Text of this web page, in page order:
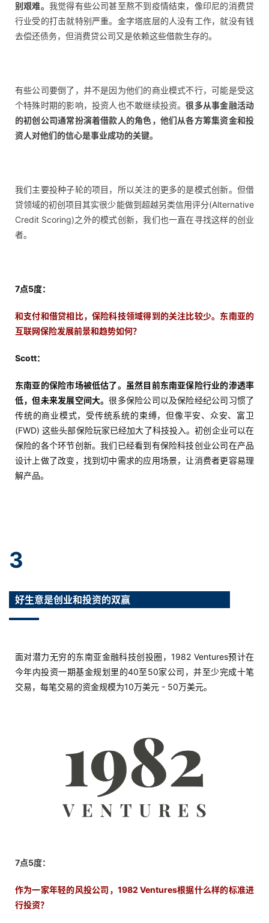
首
页
运
营
实
战
案
例
货
精
选
别艰难。 我觉得有些公司甚至熬不到疫情结束，像印尼的消费贷
行业受的打击就特别严重。金字塔底层的人没有工作，就没有钱
去偿还债务，但消费贷公司又是依赖这些借款生存的。
有些公司要倒了，并不是因为他们的商业模式不行，可能是受这
个特殊时期的影响，投资人也不敢继续投资。很多从事金融活动
的初创公司通常扮演着借款人的角色，他们从各方筹集资金和投
资人对他们的信心是事业成功的关键。
我们主要投种子轮的项目，所以关注的更多的是模式创新。但借
贷领域的初创项目其实很少能做到超越另类信用评分(Alternative
Credit Scoring)之外的模式创新，我们也一直在寻找这样的创业
者。
7点5度：
和支付和借贷相比，保险科技领域得到的关注比较少。东南亚的
互联网保险发展前景和趋势如何？
Scott：
东南亚的保险市场被低估了。虽然目前东南亚保险行业的渗透率
低，但未来发展空间大。很多保险公司以及保险经纪公司习惯了
传统的商业模式，受传统系统的束缚，但像平安、众安、富卫
(FWD) 这些头部保险玩家已经加大了科技投入。初创企业可以在
保险的各个环节创新。我们已经看到有保险科技创业公司在产品
设计上做了改变，找到切中需求的应用场景，让消费者更容易理
解产品。
3
好生意是创业和投资的双赢
面对潜力无穷的东南亚金融科技创投圈，1982 Ventures预计在
今年内投资一期基金规划里的40至50家公司，并至少完成十笔
交易，每笔交易的资金规模为10万美元 - 50万美元。
7点5度：
作为一家年轻的风投公司，1982 Ventures根据什么样的标准进
行投资？